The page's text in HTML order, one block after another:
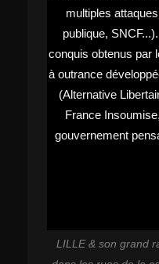
LILLE & son grand